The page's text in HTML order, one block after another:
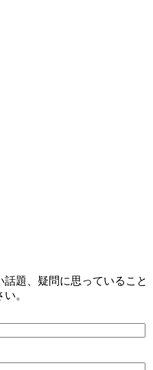
題、疑問に思っていること
。